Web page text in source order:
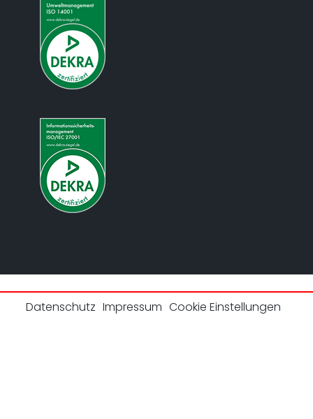
Datenschutz Impressum Cookie Einstellungen